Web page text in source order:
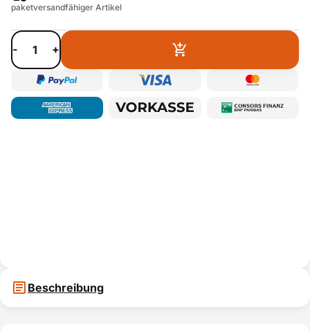
paketversandfähiger Artikel
- +
Beschreibung